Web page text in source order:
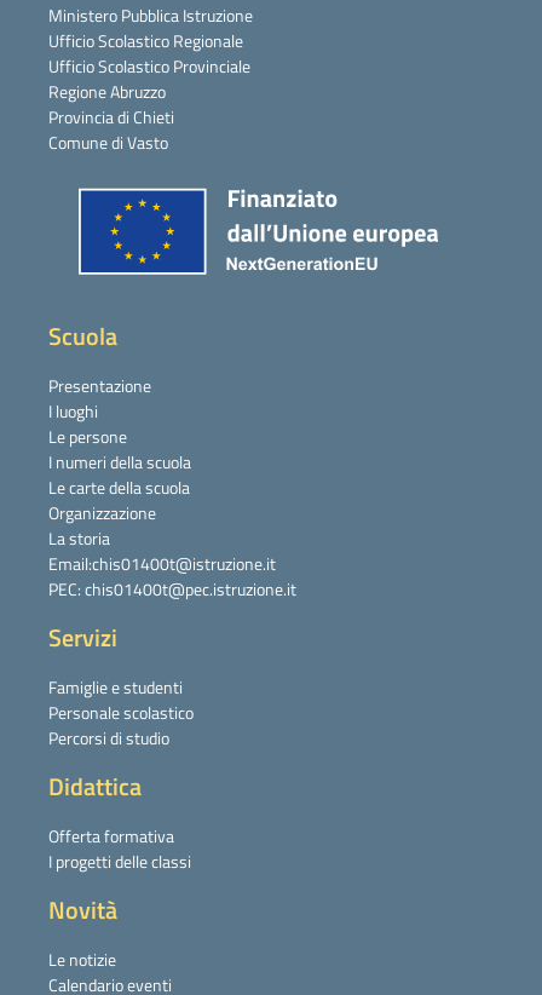
Ministero Pubblica Istruzione
Ufficio Scolastico Regionale
Ufficio Scolastico Provinciale
Regione Abruzzo
Provincia di Chieti
Comune di Vasto
Scuola
Presentazione
I luoghi
Le persone
I numeri della scuola
Le carte della scuola
Organizzazione
La storia
Email:chis01400t@istruzione.it
PEC: chis01400t@pec.istruzione.it
Servizi
Famiglie e studenti
Personale scolastico
Percorsi di studio
Didattica
Offerta formativa
I progetti delle classi
Novità
Le notizie
Calendario eventi